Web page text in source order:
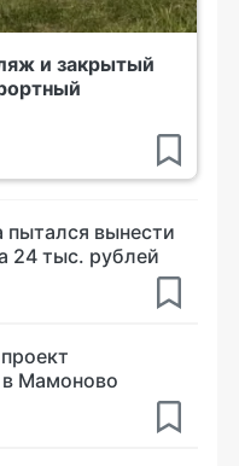
и закрытый
вынести
24 тыс. рублей
в Мамоново